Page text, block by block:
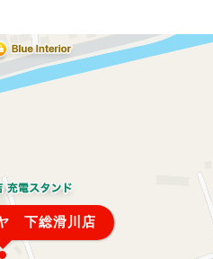
下総滑川店